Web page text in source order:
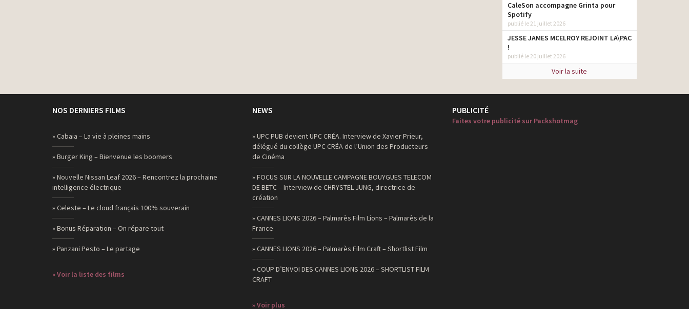
CaleSon accompagne Grinta pour
Spotify
publié le 21 juillet 2026
JESSE JAMES MCELROY REJOINT LA\PAC
!
publié le 20 juillet 2026
Voir la suite
NOS DERNIERS FILMS
» Cabaia – La vie à pleines mains
» Burger King – Bienvenue les boomers
» Nouvelle Nissan Leaf 2026 – Rencontrez la prochaine
intelligence électrique
» Celeste – Le cloud français 100% souverain
» Bonus Réparation – On répare tout
» Panzani Pesto – Le partage
» Voir la liste des films
NEWS
» UPC PUB devient UPC CRÉA. Interview de Xavier Prieur,
délégué du collège UPC CRÉA de l’Union des Producteurs
de Cinéma
» FOCUS SUR LA NOUVELLE CAMPAGNE BOUYGUES TELECOM
DE BETC – Interview de CHRYSTEL JUNG, directrice de
création
» CANNES LIONS 2026 – Palmarès Film Lions – Palmarès de la
France
» CANNES LIONS 2026 – Palmarès Film Craft – Shortlist Film
» COUP D’ENVOI DES CANNES LIONS 2026 – SHORTLIST FILM
CRAFT
» Voir plus
PUBLICITÉ
Faites votre publicité sur Packshotmag